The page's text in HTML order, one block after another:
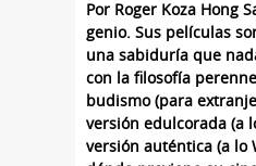
Por Roger Koza Hong
genio. Sus películas
una sabiduría que
con la filosofía
budismo (para
versión edulcorada (a
versión auténtica (a lo